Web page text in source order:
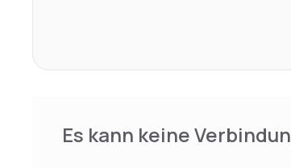
Es kann keine